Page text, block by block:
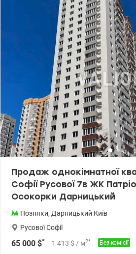
електрики, утеплення стін, підлоги,
підлога, покладена плитка, тощо). Окрім
дизайнерський проект, наявна вся
міжкімнатні двері, корзини для
панорамні енерго та теплозберігаючі
зробити вихід на власну терасу.
добре продумане планування кімнат та
видові панорамні вікна завдяки цьому
світлом, з усіх вікон квартири
панорамний краєвид та затишний
– бомбосховище, кафе, аптеки,
наземний паркінг, дитячі, ігрові та
супермаркет Новус, лікарня, зупинка
оточене зеленню озеро Лукове та
де можна відпочити та порибалити.
відеоспостереження, концепція двір
метро Оболонь, Мінська, Героїв Дніпра.
Продаж однокімнатної
Софії Русової 7в ЖК
Осокорки Дарницький
Позняки, Дарницький Київ
Русової Софії
65 000 $* 1 413 $ / м2* Без комісії